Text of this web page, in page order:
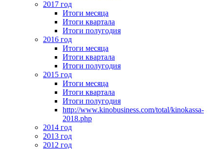
2017 год
Итоги месяца
Итоги квартала
Итоги полугодия
2016 год
Итоги месяца
Итоги квартала
Итоги полугодия
2015 год
Итоги месяца
Итоги квартала
Итоги полугодия
http://www.kinobusiness.com/total/kinokassa-
2018.php
2014 год
2013 год
2012 год